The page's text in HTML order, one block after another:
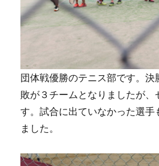
団体戦優勝のテニス部です。決
敗が３チームとなりましたが
す。試合に出ていなかった選手
ました。